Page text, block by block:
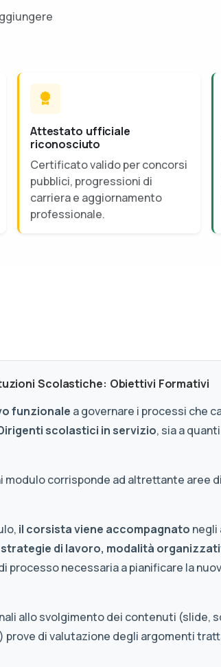
Attestato ufficiale
riconosciuto
Certificato valido per concorsi
pubblici, progressioni di
carriera e aggiornamento
professionale.
Scolastiche: Obiettivi Formativi
funzionale a governare i processi che
scolastici in servizio, sia a quanti
modulo corrisponde ad altrettante aree
il corsista viene accompagnato negli
di lavoro, modalità
necessaria a pianificare la
allo svolgimento dei contenuti (slide,
di valutazione degli argomenti